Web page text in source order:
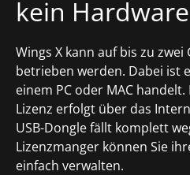
kein
Wings X kann auf bis zu
betrieben werden. Dabei ist
einem PC oder MAC
Lizenz erfolgt über das
USB-Dongle fällt komplett
Lizenzmanger können Sie
einfach verwalten.